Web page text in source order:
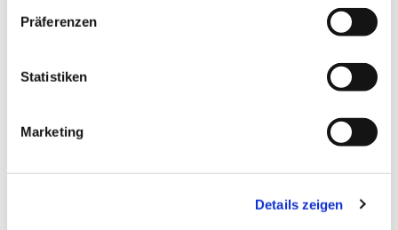
Präferenzen
Statistiken
Marketing
Details zeigen
UND SCHÜTZENDE CREME -
HYDRATATION,
AUSSTRAHLUNG
(Mischhaut, Normale bis trockene
(0)